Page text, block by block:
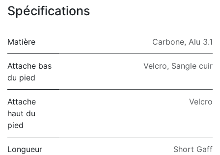
Spécifications
Matière Carbone, Alu 3.1
Attache bas
du pied
Velcro, Sangle cuir
Attache
haut du
pied
Velcro
Longueur
Short Gaff